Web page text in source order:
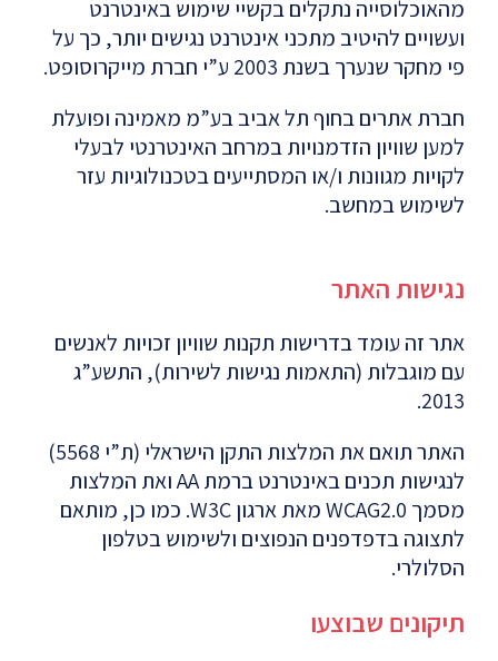
מהאוכלוסייה נתקלים בקשיי שימוש באינטרנט
ועשויים להיטיב מתכני אינטרנט נגישים יותר, כך על
פי מחקר שנערך בשנת 2003 ע”י חברת מייקרוסופט.
חברת אתרים בחוף תל אביב בע”מ מאמינה ופועלת
למען שוויון הזדמנויות במרחב האינטרנטי לבעלי
לקויות מגוונות ו/או המסתייעים בטכנולוגיות עזר
לשימוש במחשב.
נגישות האתר
אתר זה עומד בדרישות תקנות שוויון זכויות לאנשים
עם מוגבלות (התאמות נגישות לשירות), התשע”ג
2013.
האתר תואם את המלצות התקן הישראלי (ת”י 5568)
לנגישות תכנים באינטרנט ברמת AA ואת המלצות
מסמך WCAG2.0 מאת ארגון W3C. כמו כן, מותאם
לתצוגה בדפדפנים הנפוצים ולשימוש בטלפון
הסלולרי.
תיקונים שבוצעו